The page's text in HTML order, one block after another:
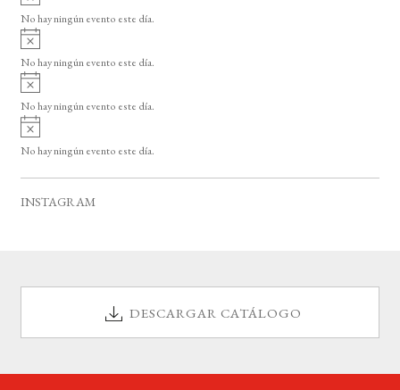
o
v
i
o
No hay ningún evento este día.
A
v
i
o
No hay ningún evento este día.
A
v
i
o
No hay ningún evento este día.
A
v
i
No hay ningún evento este día.
INSTAGRAM
DESCARGAR CATÁLOGO